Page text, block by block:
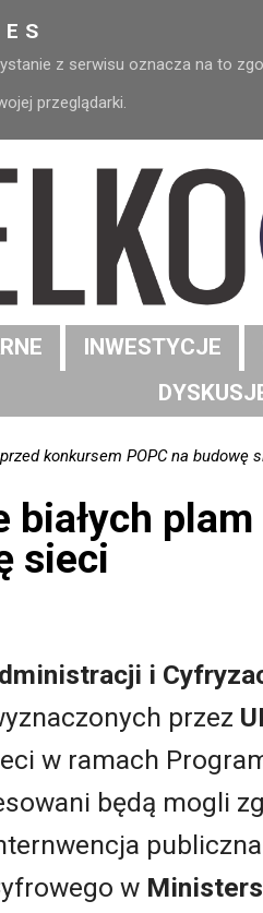
z serwisu oznacza na to
przeglądarki.
INWESTYCJE
konkursem POPC na budowę
białych
sieci
i
przez
w ramach
będą mogli
w